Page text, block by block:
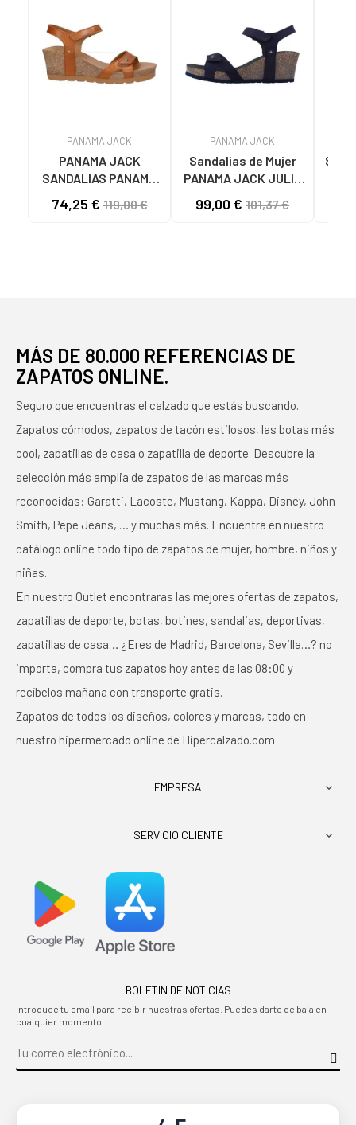
PANAMA JACK
PANAMA JACK
SANDALIAS PANAMA
CUERO NAPA EN
74,25 €119,00 €
PANAMA JACK
Sandalias de Mujer
PANAMA JACK JULIA
MARINO
99,00 € 101,37 €
MÁS DE 80.000 REFERENCIAS DE
ZAPATOS ONLINE.
Seguro que encuentras el calzado que estás buscando.
Zapatos cómodos, zapatos de tacón estilosos, las botas más
cool, zapatillas de casa o zapatilla de deporte. Descubre la
selección más amplia de zapatos de las marcas más
reconocidas: Garatti, Lacoste, Mustang, Kappa, Disney, John
Smith, Pepe Jeans, … y muchas más. Encuentra en nuestro
catálogo online todo tipo de zapatos de mujer, hombre, niños y
niñas.
En nuestro Outlet encontraras las mejores ofertas de zapatos,
zapatillas de deporte, botas, botines, sandalias, deportivas,
zapatillas de casa… ¿Eres de Madrid, Barcelona, Sevilla…? no
importa, compra tus zapatos hoy antes de las 08:00 y
recíbelos mañana con transporte gratis.
Zapatos de todos los diseños, colores y marcas, todo en
nuestro hipermercado online de Hipercalzado.com
EMPRESA 
SERVICIO CLIENTE 
BOLETIN DE NOTICIAS
Introduce tu email para recibir nuestras ofertas. Puedes darte de baja en
cualquier momento.